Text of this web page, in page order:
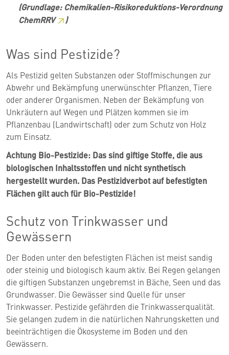
(Grundlage: Chemikalien-Risikoreduktions-Verordnung
ChemRRV
)
Was sind Pestizide?
Als Pestizid gelten Substanzen oder Stoffmischungen zur
Abwehr und Bekämpfung unerwünschter Pflanzen, Tiere
oder anderer Organismen. Neben der Bekämpfung von
Unkräutern auf Wegen und Plätzen kommen sie im
Pflanzenbau (Landwirtschaft) oder zum Schutz von Holz
zum Einsatz.
Achtung Bio-Pestizide: Das sind giftige Stoffe, die aus
biologischen Inhaltsstoffen und nicht synthetisch
hergestellt wurden. Das Pestizidverbot auf befestigten
Flächen gilt auch für Bio-Pestizide!
Schutz von Trinkwasser und
Gewässern
Der Boden unter den befestigten Flächen ist meist sandig
oder steinig und biologisch kaum aktiv. Bei Regen gelangen
die giftigen Substanzen ungebremst in Bäche, Seen und das
Grundwasser. Die Gewässer sind Quelle für unser
Trinkwasser. Pestizide gefährden die Trinkwasserqualität.
Sie gelangen zudem in die natürlichen Nahrungsketten und
beeinträchtigen die Ökosysteme im Boden und den
Gewässern.